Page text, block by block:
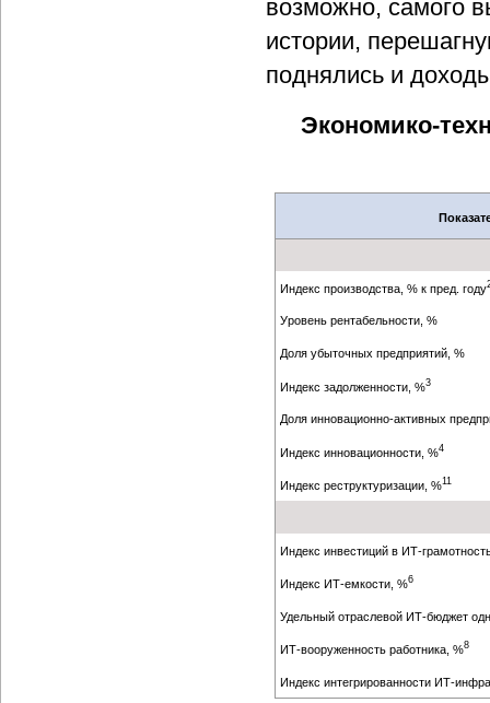
возможно, самого
истории,
поднялись и
Экономико-
Индекс производства, % к пред. году
Уровень рентабельности, %
Доля убыточных предприятий, %
Индекс задолженности, %3
Доля инновационно-активных
Индекс инновационности, %4
Индекс реструктуризации, %11
Индекс инвестиций в ИТ-
Индекс ИТ-емкости, %6
Удельный отраслевой ИТ-бюджет
ИТ-вооруженность работника, %8
Индекс интегрированности ИТ-